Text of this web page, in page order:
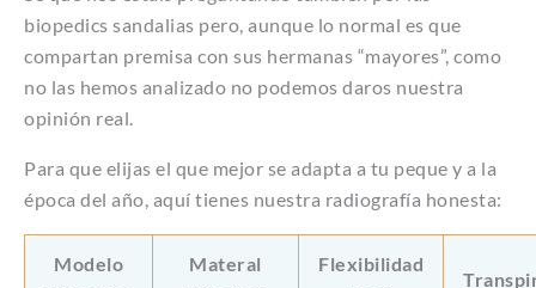
biopedics sandalias pero, aunque lo normal es que
compartan premisa con sus hermanas “mayores”, como
no las hemos analizado no podemos daros nuestra
opinión real.
Para que elijas el que mejor se adapta a tu peque y a la
época del año, aquí tienes nuestra radiografía honesta:
Modelo
Materal
Flexibilidad